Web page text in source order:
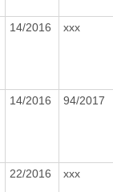
14/2016 xxx
14/2016 94/2017
22/2016 xxx